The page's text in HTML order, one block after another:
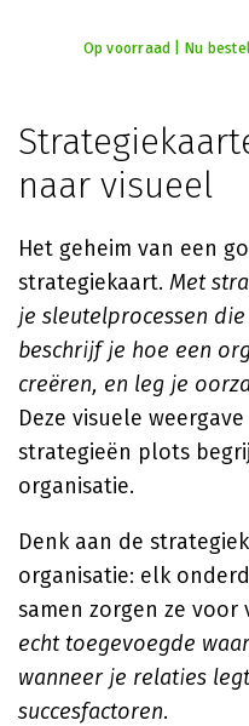
Op voorraad | Nu
naar visueel
Het geheim van een
strategiekaart. Met
je sleutelprocessen
beschrijf je hoe een
creëren, en leg je
Deze visuele
strategieën plots
organisatie.
Denk aan de
organisatie: elk
samen zorgen ze voor
echt toegevoegde
wanneer je relaties
succesfactoren.